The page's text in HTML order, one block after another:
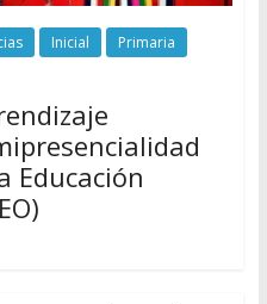
Inicial
Primaria
Educación